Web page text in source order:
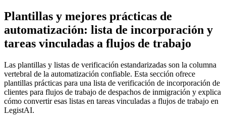
Plantillas y mejores prácticas de
automatización: lista de incorporación y
tareas vinculadas a flujos de trabajo
Las plantillas y listas de verificación estandarizadas son la columna
vertebral de la automatización confiable. Esta sección ofrece
plantillas prácticas para una lista de verificación de incorporación de
clientes para flujos de trabajo de despachos de inmigración y explica
cómo convertir esas listas en tareas vinculadas a flujos de trabajo en
LegistAI.